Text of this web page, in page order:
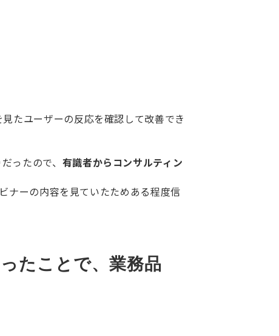
たユーザーの反応を確認して改善でき
ったので、 有識者からコンサルティン
ナーの内容を見ていたためある程度信
たことで、業務品